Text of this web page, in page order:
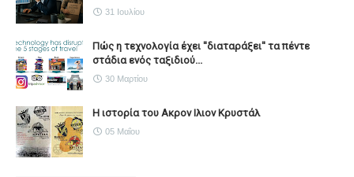
31 Ιουλίου
Πώς η τεχνολογία έχει ''διαταράξει'' τα πέντε
στάδια ενός ταξιδιού...
30 Μαρτίου
Η ιστορία του Ακρον Ιλιον Κρυστάλ
05 Μαΐου